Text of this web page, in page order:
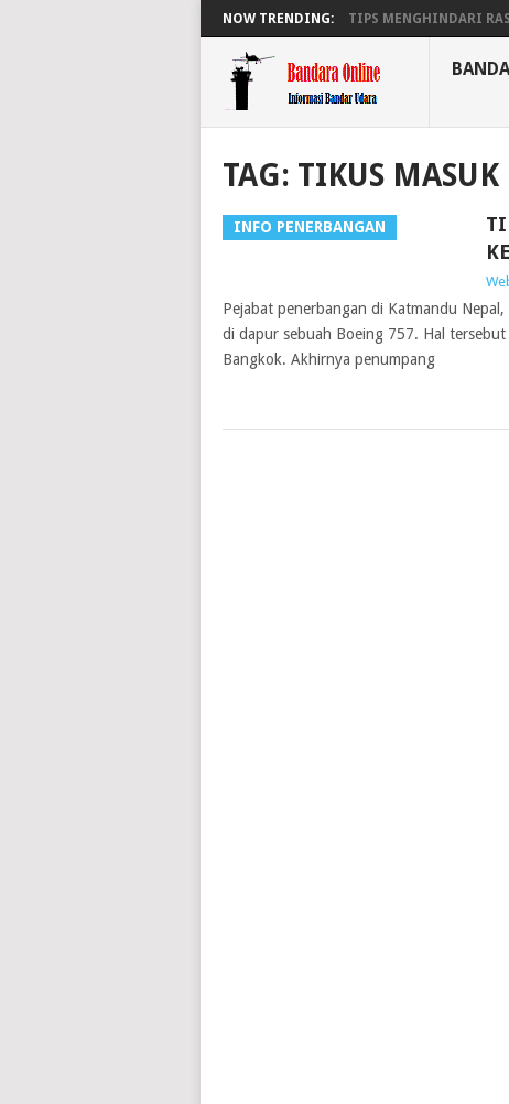
NOW TRENDING: TIPS MENGHINDARI
TAG: TIKUS MASUK
INFO PENERBANGAN
Pejabat penerbangan di Katmandu
di dapur sebuah Boeing 757. Hal
Bangkok. Akhirnya penumpang